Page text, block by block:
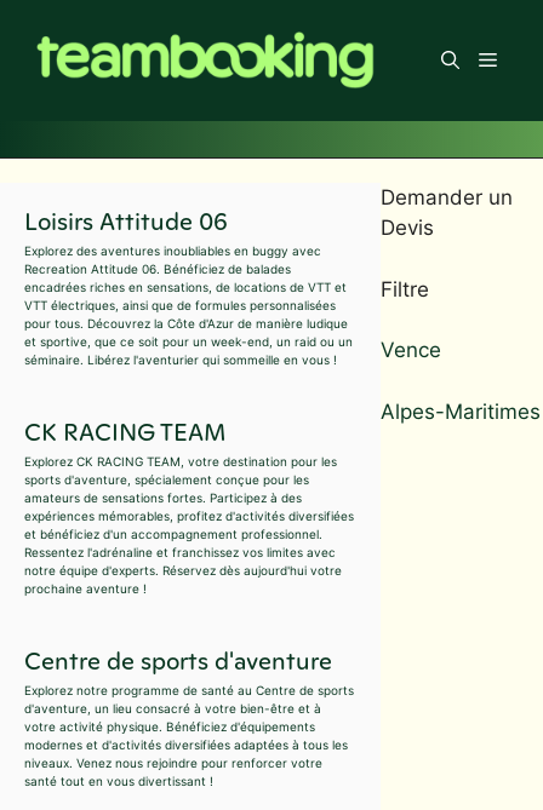
contenu
Menu
Loisirs Attitude 06
Explorez des aventures inoubliables en buggy avec
Recreation Attitude 06. Bénéficiez de balades
encadrées riches en sensations, de locations de VTT et
VTT électriques, ainsi que de formules personnalisées
pour tous. Découvrez la Côte d'Azur de manière ludique
et sportive, que ce soit pour un week-end, un raid ou un
séminaire. Libérez l'aventurier qui sommeille en vous !
CK RACING TEAM
Explorez CK RACING TEAM, votre destination pour les
sports d'aventure, spécialement conçue pour les
amateurs de sensations fortes. Participez à des
expériences mémorables, profitez d'activités diversifiées
et bénéficiez d'un accompagnement professionnel.
Ressentez l'adrénaline et franchissez vos limites avec
notre équipe d'experts. Réservez dès aujourd'hui votre
prochaine aventure !
Centre de sports d'aventure
Explorez notre programme de santé au Centre de sports
d'aventure, un lieu consacré à votre bien-être et à
votre activité physique. Bénéficiez d'équipements
modernes et d'activités diversifiées adaptées à tous les
niveaux. Venez nous rejoindre pour renforcer votre
santé tout en vous divertissant !
Demander un
Devis
Filtre
Vence
Alpes-Maritimes